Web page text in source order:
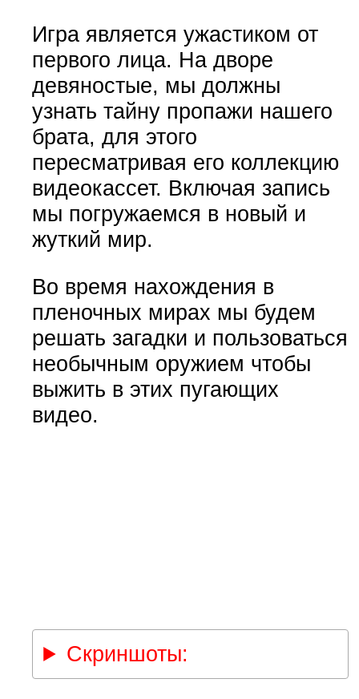
Игра является ужастиком от
первого лица. На дворе
девяностые, мы должны
узнать тайну пропажи нашего
брата, для этого
пересматривая его коллекцию
видеокассет. Включая запись
мы погружаемся в новый и
жуткий мир.
Во время нахождения в
пленочных мирах мы будем
решать загадки и пользоваться
необычным оружием чтобы
выжить в этих пугающих
видео.
Скриншоты: